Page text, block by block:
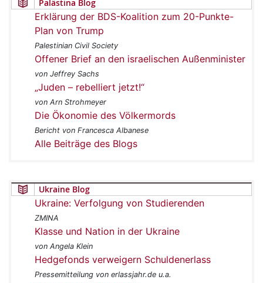
Palästina Blog
Erklärung der BDS-Koalition zum 20-Punkte-
Plan von Trump
Palestinian Civil Society
Offener Brief an den israelischen Außenminister
von Jeffrey Sachs
„Juden – rebelliert jetzt!“
von Arn Strohmeyer
Die Ökonomie des Völkermords
Bericht von Francesca Albanese
Alle Beiträge des Blogs
Ukraine Blog
Ukraine: Verfolgung von Studierenden
ZMINA
Klasse und Nation in der Ukraine
von Angela Klein
Hedgefonds verweigern Schuldenerlass
Pressemitteilung von erlassjahr.de u.a.